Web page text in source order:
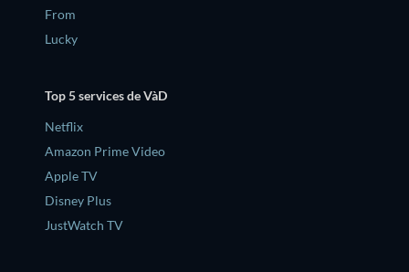
From
Lucky
Top 5 services de VàD
Netflix
Amazon Prime Video
Apple TV
Disney Plus
JustWatch TV